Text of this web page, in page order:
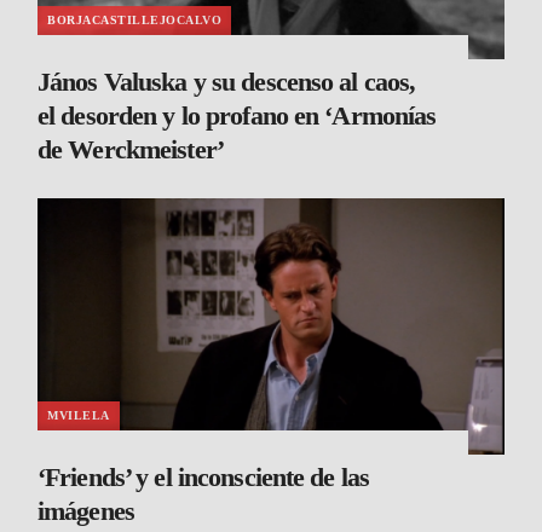
BORJACASTILLEJOCALVO
János Valuska y su descenso al caos,
el desorden y lo profano en ‘Armonías
de Werckmeister’
MVILELA
‘Friends’ y el inconsciente de las
imágenes